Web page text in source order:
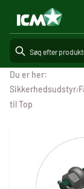
Du er her:
Sikkerhedsudstyr/
til Top